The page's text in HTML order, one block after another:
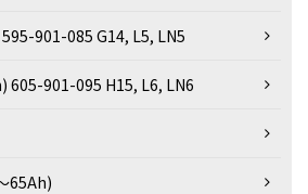
595-901-085 G14, L5, LN5
605-901-095 H15, L6, LN6
65Ah)